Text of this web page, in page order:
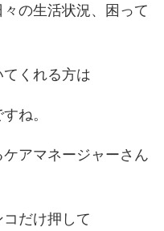
の生活状況、困って
くれる方は
ね。
アマネージャーさん
だけ押して